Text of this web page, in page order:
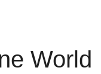
World